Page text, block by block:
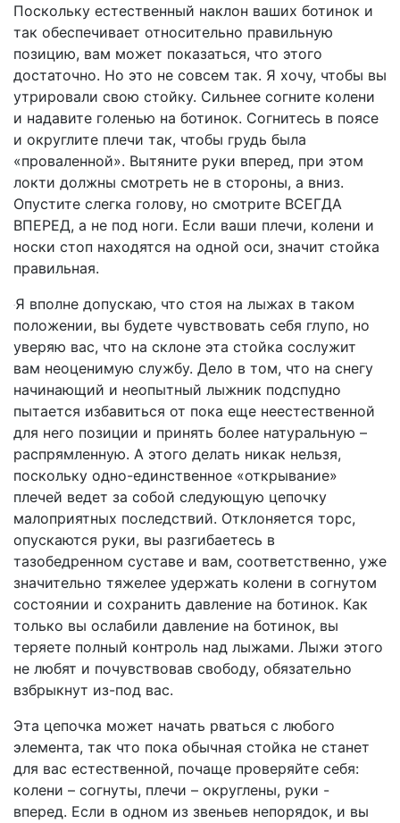
Поскольку естественный наклон ваших ботинок и
так обеспечивает относительно правильную
позицию, вам может показаться, что этого
достаточно. Но это не совсем так. Я хочу, чтобы вы
утрировали свою стойку. Сильнее согните колени
и надавите голенью на ботинок. Согнитесь в поясе
и округлите плечи так, чтобы грудь была
«проваленной». Вытяните руки вперед, при этом
локти должны смотреть не в стороны, а вниз.
Опустите слегка голову, но смотрите ВСЕГДА
ВПЕРЕД, а не под ноги. Если ваши плечи, колени и
носки стоп находятся на одной оси, значит стойка
правильная.
Я вполне допускаю, что стоя на лыжах в таком
положении, вы будете чувствовать себя глупо, но
уверяю вас, что на склоне эта стойка сослужит
вам неоценимую службу. Дело в том, что на снегу
начинающий и неопытный лыжник подспудно
пытается избавиться от пока еще неестественной
для него позиции и принять более натуральную –
распрямленную. А этого делать никак нельзя,
поскольку одно-единственное «открывание»
плечей ведет за собой следующую цепочку
малоприятных последствий. Отклоняется торс,
опускаются руки, вы разгибаетесь в
тазобедренном суставе и вам, соответственно, уже
значительно тяжелее удержать колени в согнутом
состоянии и сохранить давление на ботинок. Как
только вы ослабили давление на ботинок, вы
теряете полный контроль над лыжами. Лыжи этого
не любят и почувствовав свободу, обязательно
взбрыкнут из-под вас.
Эта цепочка может начать рваться с любого
элемента, так что пока обычная стойка не станет
для вас естественной, почаще проверяйте себя:
колени – согнуты, плечи – округлены, руки -
вперед. Если в одном из звеньев непорядок, и вы